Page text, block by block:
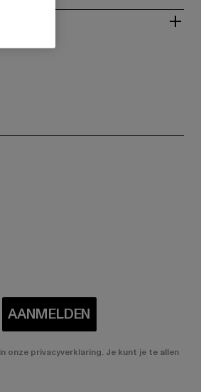
AANMELDEN
onze privacyverklaring. Je kunt je te allen